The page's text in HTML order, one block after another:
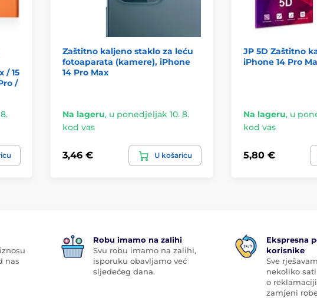
/ 15
/
Zaštitno kaljeno staklo za leću
fotoaparata (kamere), iPhone
14 Pro Max
Na lageru, u ponedjeljak 10. 8.
kod vas
3,46 € U košaricu
JP 5D Zaštitno
iPhone 14 Pro
Na lageru, u
kod vas
5,80 €
nas
Robu imamo na zalihi
Svu robu imamo na zalihi,
isporuku obavljamo već
sljedećeg dana.
Ekspresna
korisnike
Sve
nekoliko
o
zamjeni